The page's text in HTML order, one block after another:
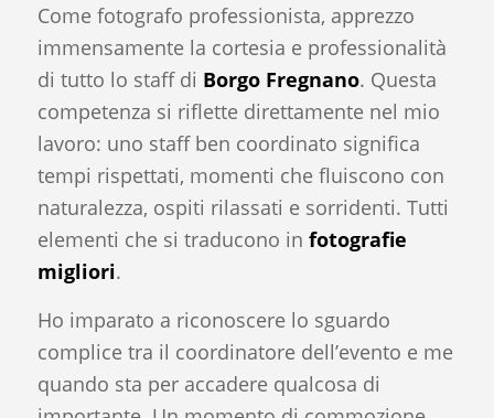
Come fotografo professionista, apprezzo
immensamente la cortesia e professionalità
di tutto lo staff di Borgo Fregnano. Questa
competenza si riflette direttamente nel mio
lavoro: uno staff ben coordinato significa
tempi rispettati, momenti che fluiscono con
naturalezza, ospiti rilassati e sorridenti. Tutti
elementi che si traducono in fotografie
migliori.
Ho imparato a riconoscere lo sguardo
complice tra il coordinatore dell’evento e me
quando sta per accadere qualcosa di